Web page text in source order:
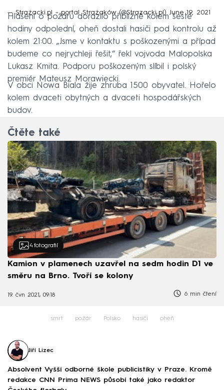
— Strażacki.pl - portal Strażaków (@Strazacki_pl) June 19, 2021
Hlášení o požáru dorazilo přibližně kolem šesté
hodiny odpolední, oheň dostali hasiči pod kontrolu až
kolem 21:00. „Jsme v kontaktu s poškozenými a případ
budeme co nejrychleji řešit,“ řekl vojvoda Malopolska
Lukasz Kmita. Podporu poškozeným slíbil i polský
premiér Mateusz Morawiecki.
V obci Nowa Biala žije zhruba 1500 obyvatel. Hořelo
kolem dvaceti obytných a dvaceti hospodářských
budov.
Čtěte také
4 fotografií
Kamion v plamenech uzavřel na sedm hodin D1 ve
směru na Brno. Tvoří se kolony
19. čvn 2021, 09:18 6 min čtení
smrt požár Polsko hasiči oheň
Jiří Lizec
Absolvent Vyšší odborné škole publicistiky v Praze. Kromě
redakce CNN Prima NEWS působí také jako redaktor